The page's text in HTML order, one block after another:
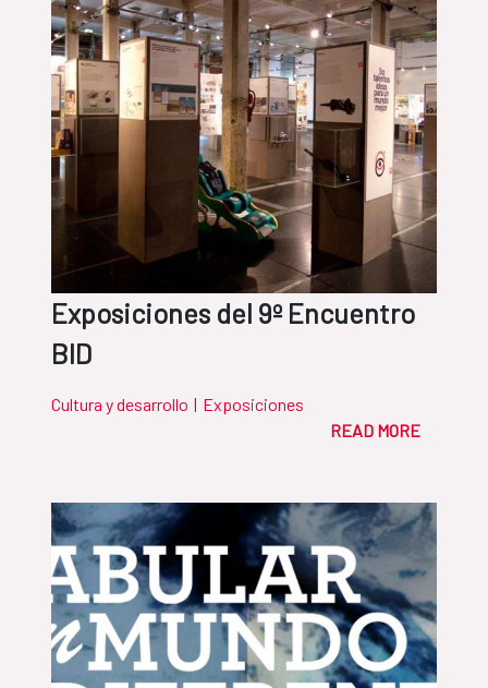
Exposiciones del 9º Encuentro
BID
Cultura y desarrollo | Exposiciones
READ MORE